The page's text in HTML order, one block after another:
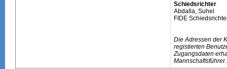
Schiedsrichter
Abdalla, Suhel
FIDE
Die Adressen der
registierten
Zugangsdaten
Mannschaftsführer.